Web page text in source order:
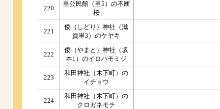
220
里公民館（里5）の不断
桜
221
倭（しどり）神社（滋
賀里3）のケヤキ
222
倭（やまと）神社（坂
本1）のイロハモミジ
223
和田神社（木下町）の
イチョウ
224
和田神社（木下町）の
クロガネモチ